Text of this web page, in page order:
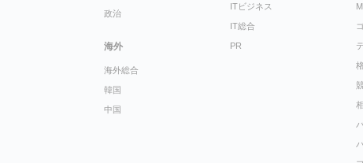
政治
海外
海外総合
韓国
中国
ITビジネス
IT総合
PR